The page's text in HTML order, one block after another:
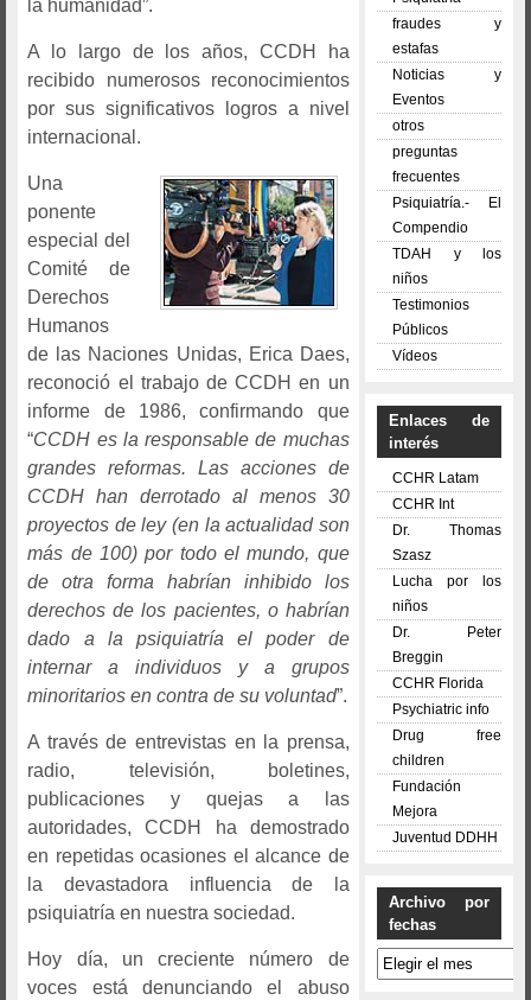
la humanidad”.
A lo largo de los años, CCDH ha
recibido numerosos reconocimientos
por sus significativos logros a nivel
internacional.
Una
ponente
especial del
Comité de
Derechos
Humanos
de las Naciones Unidas, Erica Daes,
reconoció el trabajo de CCDH en un
informe de 1986, confirmando que
“CCDH es la responsable de muchas
grandes reformas. Las acciones de
CCDH han derrotado al menos 30
proyectos de ley (en la actualidad son
más de 100) por todo el mundo, que
de otra forma habrían inhibido los
derechos de los pacientes, o habrían
dado a la psiquiatría el poder de
internar a individuos y a grupos
minoritarios en contra de su voluntad”.
A través de entrevistas en la prensa,
radio, televisión, boletines,
publicaciones y quejas a las
autoridades, CCDH ha demostrado
en repetidas ocasiones el alcance de
la devastadora influencia de la
psiquiatría en nuestra sociedad.
Hoy día, un creciente número de
voces está denunciando el abuso
fraudes y
estafas
Noticias y
Eventos
otros
preguntas
frecuentes
Psiquiatría.- El
Compendio
TDAH y los
niños
Testimonios
Públicos
Vídeos
Enlaces de
interés
CCHR Latam
CCHR Int
Dr. Thomas
Szasz
Lucha por los
niños
Dr. Peter
Breggin
CCHR Florida
Psychiatric info
Drug free
children
Fundación
Mejora
Juventud DDHH
Archivo por
fechas
Archivo
por